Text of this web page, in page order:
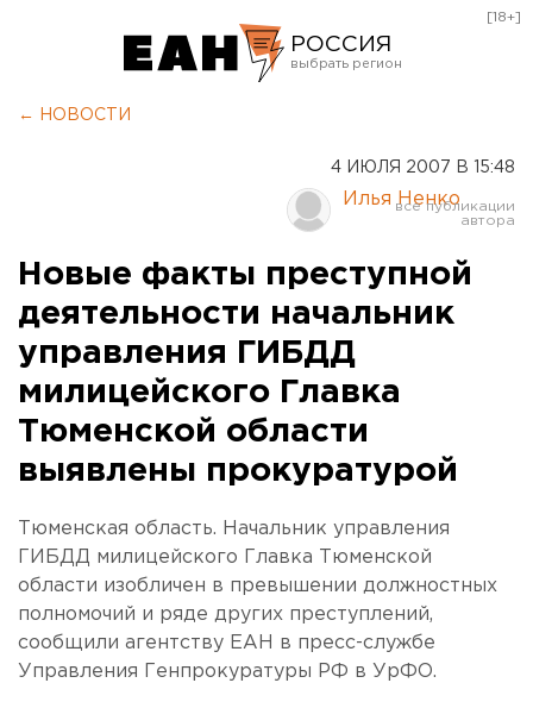
РОССИЯ
Курган
Оренбург
[18+]
← НОВОСТИ
4 ИЮЛЯ 2007 В 15:48
Илья Ненко
Новые факты преступной
деятельности начальник
управления ГИБДД
милицейского Главка
Тюменской области
выявлены прокуратурой
Тюменская область. Начальник управления
ГИБДД милицейского Главка Тюменской
области изобличен в превышении должностных
полномочий и ряде других преступлений,
сообщили агентству ЕАН в пресс-службе
Управления Генпрокуратуры РФ в УрФО.